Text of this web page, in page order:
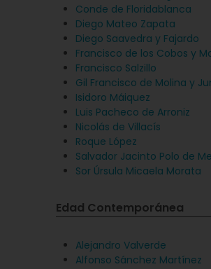
Conde de Floridablanca
Diego Mateo Zapata
Diego Saavedra y Fajardo
Francisco de los Cobos y
Francisco Salzillo
Gil Francisco de Molina y
Isidoro Máiquez
Luis Pacheco de Arroniz
Nicolás de Villacís
Roque López
Salvador Jacinto Polo de
Sor Úrsula Micaela Morata
Edad Contemporánea
Alejandro Valverde
Alfonso Sánchez Martínez